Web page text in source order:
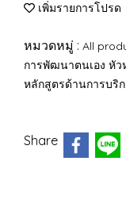
เพิ่มรายการโปรด
หมวดหมู่ : All
การพัฒนาตนเอง หัว
หลักสูตรด้านการบริ
Share